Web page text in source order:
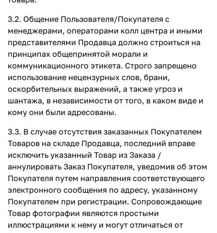
3.2. Общение Пользователя/Покупателя с
менеджерами, операторами колл центра и иными
представителями Продавца должно строиться на
принципах общепринятой морали и
коммуникационного этикета. Строго запрещено
использование нецензурных слов, брани,
оскорбительных выражений, а также угроз и
шантажа, в независимости от того, в каком виде и
кому они были адресованы.
3.3. В случае отсутствия заказанных Покупателем
Товаров на складе Продавца, последний вправе
исключить указанный Товар из Заказа /
аннулировать Заказ Покупателя, уведомив об этом
Покупателя путем направления соответствующего
электронного сообщения по адресу, указанному
Покупателем при регистрации. Сопровождающие
Товар фотографии являются простыми
иллюстрациями к нему и могут отличаться от